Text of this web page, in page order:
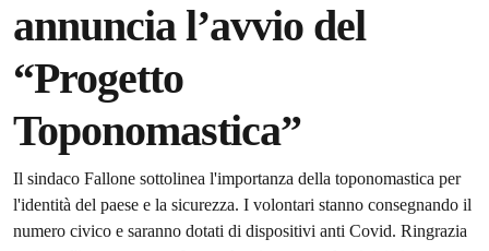
annuncia l’avvio del
“Progetto
Toponomastica”
Dettagli della notizia
Il sindaco Fallone sottolinea l'importanza della toponomastica per
l'identità del paese e la sicurezza. I volontari stanno consegnando il
numero civico e saranno dotati di dispositivi anti Covid. Ringrazia